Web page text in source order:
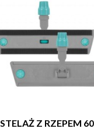
STELAŻ Z RZEPEM